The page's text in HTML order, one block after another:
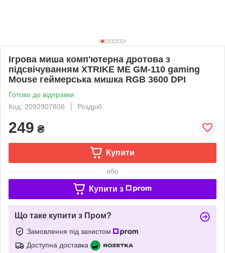
Ігрова миша комп'ютерна дротова з
підсвічуванням XTRIKE ME GM-110 gaming
Mouse геймерська мишка RGB 3600 DPI
Готово до відправки
Код: 2092907808
Роздріб
249 ₴
Купити
або
Купити з
Що таке купити з Пром?
Замовлення під захистом
Доступна доставка